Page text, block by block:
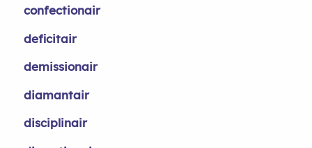
confectionair
deficitair
demissionair
diamantair
disciplinair